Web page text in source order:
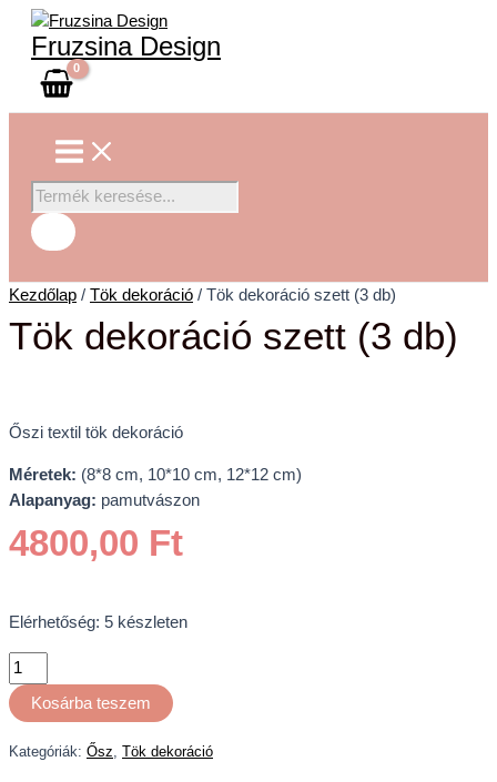
Skip
content
Fruzsina Design
Menu
Products
search
Kezdőlap / Tök dekoráció / Tök dekoráció szett (3 db)
Tök dekoráció szett (3 db)
Őszi textil tök dekoráció
Méretek: (8*8 cm, 10*10 cm, 12*12 cm)
Alapanyag: pamutvászon
4800,00 Ft
Elérhetőség: 5 készleten
Tök
dekoráció
szett
db)
mennyiség
Kosárba teszem
Kategóriák: Ősz, Tök dekoráció